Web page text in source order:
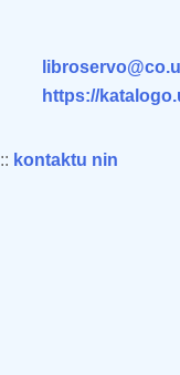
https://
:: kontaktu nin